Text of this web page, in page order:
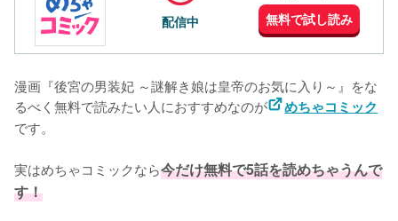
配信中
無料で試し読み
漫画『後宮の男装妃 ～謎解き娘は皇帝のお気に入り～』をな
るべく無料で読みたい人におすすめなのが
めちゃコミック
です。
実はめちゃコミックなら今だけ無料で5話を読めちゃうんで
す！